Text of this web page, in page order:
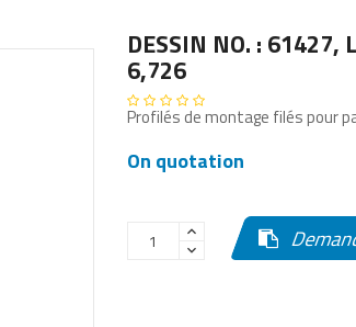
DESSIN NO. : 61427,
6,726
Profilés de montage filés pour
On quotation